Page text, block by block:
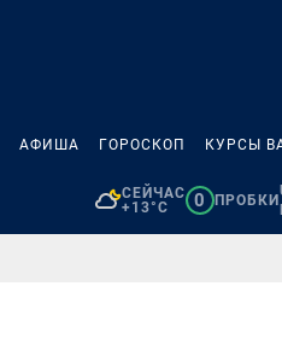
АФИША ГОРОСКОП КУРСЫ
СЕЙЧАС
+13°C
0 ПРОБКИ